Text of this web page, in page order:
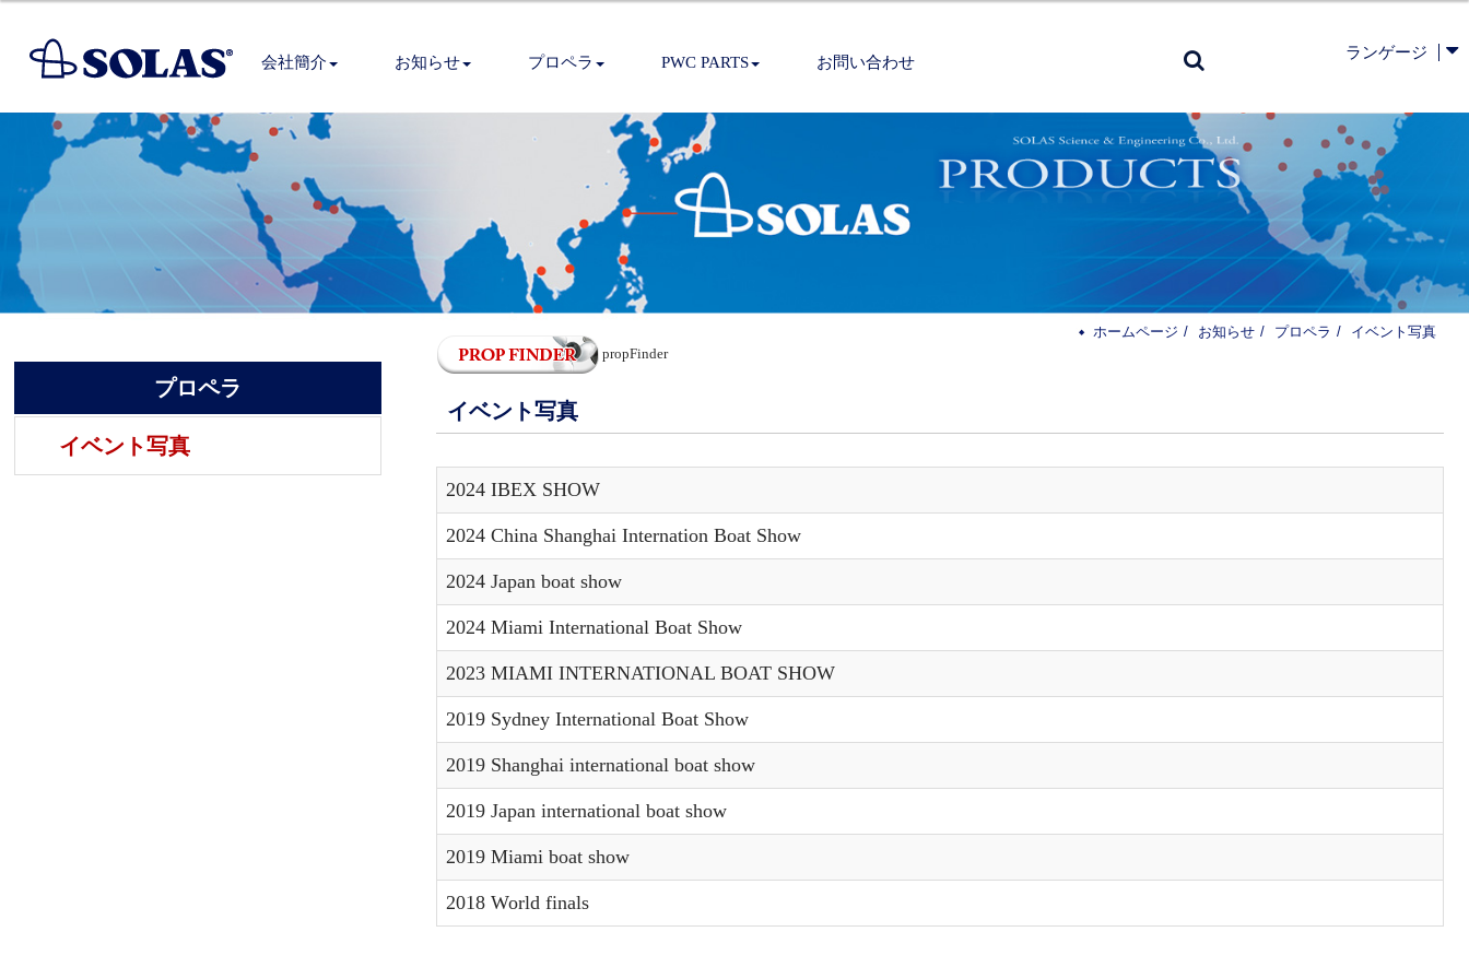
ランゲージ
会社簡介 お知らせ プロペラ PWC PARTS お問い合わせ
プロペラ
イベント写真
propFinder
ホームページ お知らせ プロペラ イベント写真
イベント写真
2024 IBEX SHOW
2024 China Shanghai Internation Boat Show
2024 Japan boat show
2024 Miami International Boat Show
2023 MIAMI INTERNATIONAL BOAT SHOW
2019 Sydney International Boat Show
2019 Shanghai international boat show
2019 Japan international boat show
2019 Miami boat show
2018 World finals